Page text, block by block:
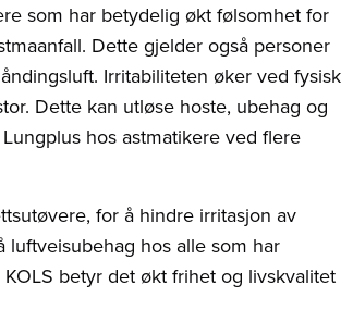
som har betydelig økt følsomhet for
Dette gjelder også personer
Irritabiliteten øker ved fysisk
Dette kan utløse hoste, ubehag og
hos astmatikere ved flere
for å hindre irritasjon av
hos alle som har
betyr det økt frihet og livskvalitet